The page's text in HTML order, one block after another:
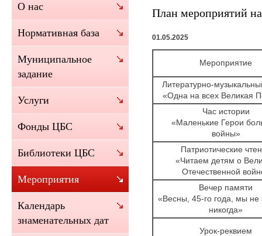
План мероприятий
01.05.2025
Мероприятие
Литературно-
«Одна на всех Великая
Час истории
«Маленькие Герои
войны»
Патриотические
«Читаем детям о
Отечественной
Вечер памяти
«Весны, 45-го года, мы не
никогда»
Урок-реквием
О нас
Нормативная база
Муниципальное
задание
Услуги
Фонды ЦБС
Библиотеки ЦБС
Мероприятия
Календарь
знаменательных дат